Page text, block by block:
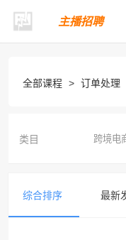
主播招聘
全部课程 > 订单处理
类目 跨境电
综合排序 最新